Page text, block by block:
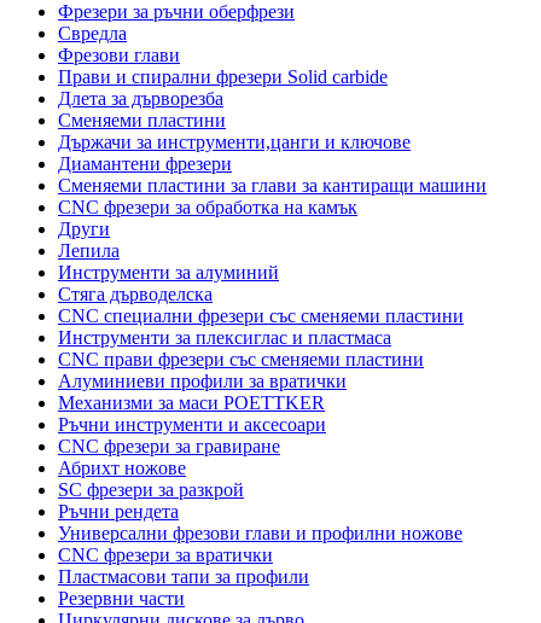
Фрезери за ръчни оберфрези
Свредла
Фрезови глави
Прави и спирални фрезери Solid carbide
Длета за дърворезба
Сменяеми пластини
Държачи за инструменти,цанги и ключове
Диамантени фрезери
Сменяеми пластини за глави за кантиращи машини
CNC фрезери за обработка на камък
Други
Лепила
Инструменти за алуминий
Стяга дърводелска
CNC специални фрезери със сменяеми пластини
Инструменти за плексиглас и пластмаса
CNC прави фрезери със сменяеми пластини
Алуминиеви профили за вратички
Механизми за маси POETTKER
Ръчни инструменти и аксесоари
CNC фрезери за гравиране
Абрихт ножове
SC фрезери за разкрой
Ръчни рендета
Универсални фрезови глави и профилни ножове
CNC фрезери за вратички
Пластмасови тапи за профили
Резервни части